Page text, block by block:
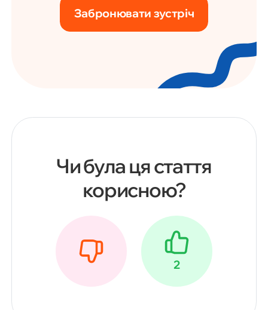
Забронювати зустріч
Чи була ця стаття
корисною?
2